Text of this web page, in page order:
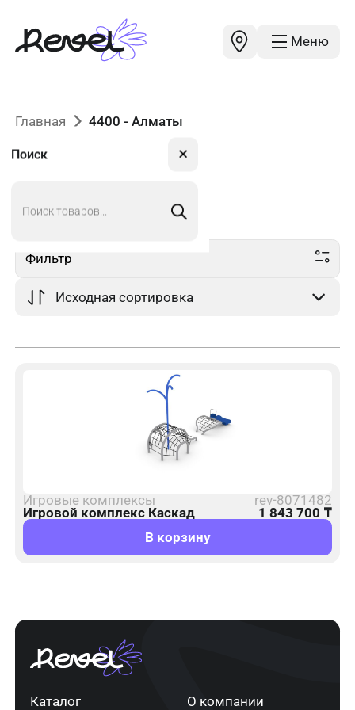
Меню
Поиск ✕
Главная 4400 - Алматы
4400в Алматы
Фильтр
Игровые комплексы
rev-8071482
Игровой комплекс Каскад
1 843 700 ₸
В корзину
Каталог О компании